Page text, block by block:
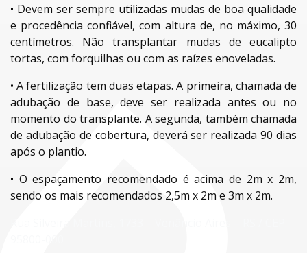
• Devem ser sempre utilizadas mudas de boa qualidade
e procedência confiável, com altura de, no máximo, 30
centímetros. Não transplantar mudas de eucalipto
tortas, com forquilhas ou com as raízes enoveladas.
•A fertilização tem duas etapas. A primeira, chamada de
adubação de base, deve ser realizada antes ou no
momento do transplante. A segunda, também chamada
de adubação de cobertura, deverá ser realizada 90 dias
após o plantio.
• O espaçamento recomendado é acima de 2m x 2m,
sendo os mais recomendados 2,5m x 2m e 3m x 2m.